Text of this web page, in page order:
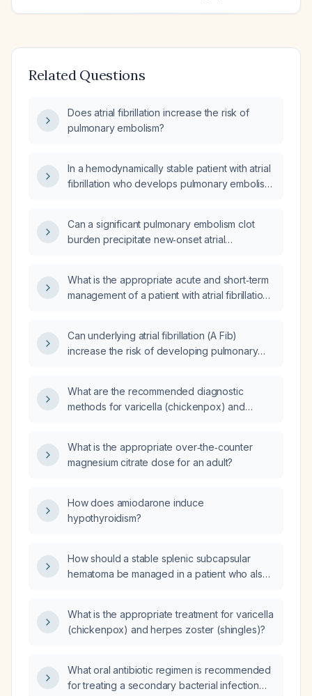
Related Questions
Does atrial fibrillation increase the risk of
pulmonary embolism?
In a hemodynamically stable patient with atrial
fibrillation who develops pulmonary embolism,
therapy—be continued unchanged?
Can a significant pulmonary embolism clot
burden precipitate new‑onset atrial
What is the appropriate acute and short‑term
management of a patient with atrial fibrillation
Can underlying atrial fibrillation (A Fib)
increase the risk of developing pulmonary
What are the recommended diagnostic
methods for varicella (chickenpox) and
What is the appropriate over‑the‑counter
magnesium citrate dose for an adult?
How does amiodarone induce
hypothyroidism?
How should a stable splenic subcapsular
hematoma be managed in a patient who also
What is the appropriate treatment for varicella
(chickenpox) and herpes zoster (shingles)?
What oral antibiotic regimen is recommended
for treating a secondary bacterial infection